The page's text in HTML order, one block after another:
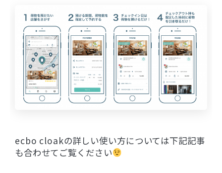
ecbo cloakの詳しい使い方については下記記事
も合わせてご覧ください